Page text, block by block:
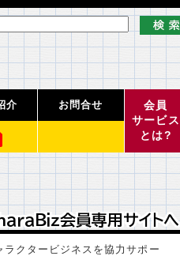
介 お問合せ
会員
サービス
とは?
ａｒａＢｉｚ会員専用サイトへ
ａｒａＢｉｚ会員専用サイトへ
ラクタービジネスを協力サポー